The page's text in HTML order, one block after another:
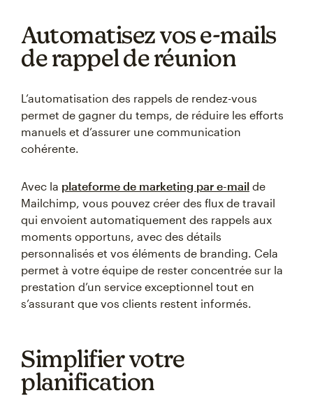
Automatisez vos e-mails
de rappel de réunion
L’automatisation des rappels de rendez-vous
permet de gagner du temps, de réduire les efforts
manuels et d’assurer une communication
cohérente.
Avec la plateforme de marketing par e-mail de
Mailchimp, vous pouvez créer des flux de travail
qui envoient automatiquement des rappels aux
moments opportuns, avec des détails
personnalisés et vos éléments de branding. Cela
permet à votre équipe de rester concentrée sur la
prestation d’un service exceptionnel tout en
s’assurant que vos clients restent informés.
Simplifier votre
planification